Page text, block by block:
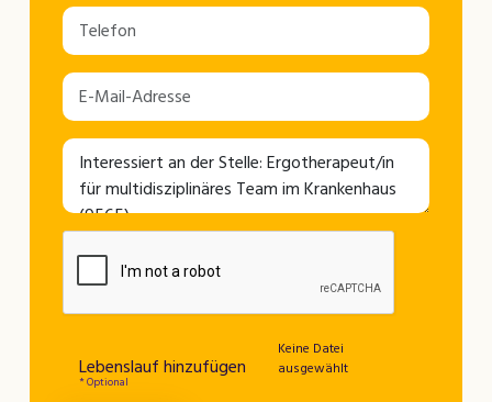
Lebenslauf hinzufügen
Keine Datei
ausgewählt
* Optional